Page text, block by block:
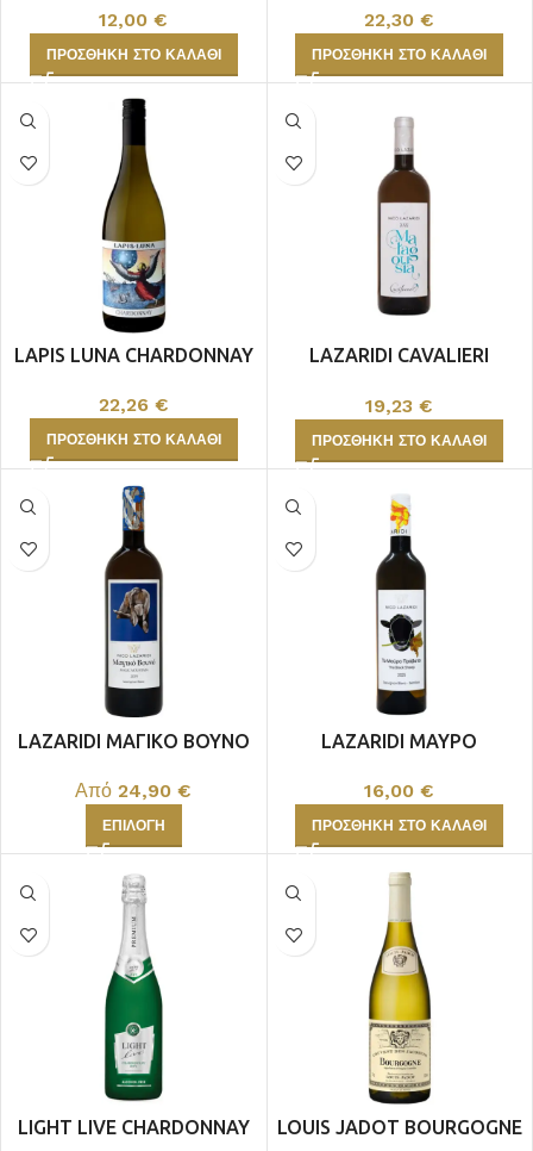
12,00€
ΠΡΟΣΘΉΚΗ ΣΤΟ ΚΑΛΆΘΙ
22,30€
ΠΡΟΣΘΉΚΗ ΣΤΟ ΚΑΛΆΘΙ
LAPIS LUNA CHARDONNAY
22,26 €
ΠΡΟΣΘΉΚΗ ΣΤΟ ΚΑΛΆΘΙ
LAZARIDI CAVALIERI
19,23€
ΠΡΟΣΘΉΚΗ ΣΤΟ ΚΑΛΆΘΙ
LAZARIDI ΜΑΓΙΚΟ ΒΟΥΝΟ
Από24,90€
ΕΠΙΛΟΓΉ
LAZARIDI ΜΑΥΡΟ
16,00€
ΠΡΟΣΘΉΚΗ ΣΤΟ ΚΑΛΆΘΙ
LIGHT LIVE CHARDONNAY
LOUIS JADOT BOURGOGNE